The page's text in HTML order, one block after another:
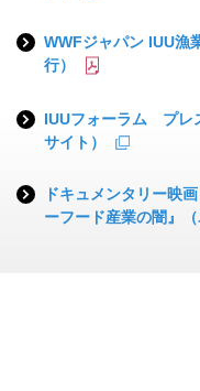
WWFジャパン IUU漁
行）
IUUフォーラム プレ
サイト）
ドキュメンタリー映
ーフード産業の闇』